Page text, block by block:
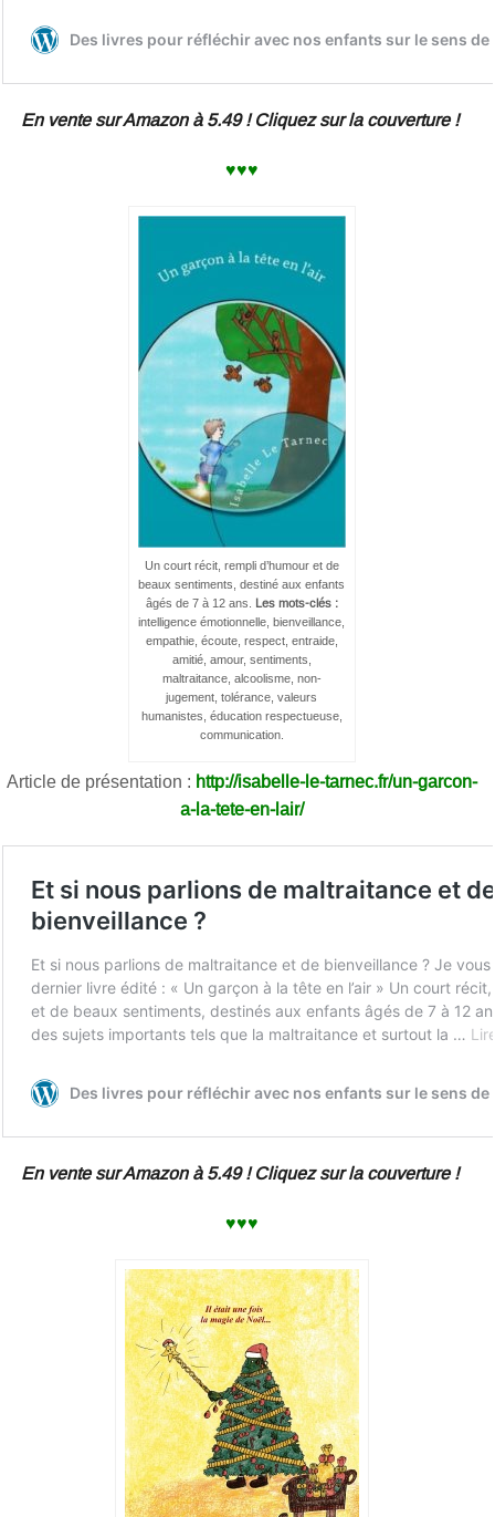
En vente sur Amazon à 5.49 ! Cliquez sur la couverture !
♥♥♥
Un court récit, rempli d’humour et de
beaux sentiments, destiné aux enfants
âgés de 7 à 12 ans. Les mots-clés :
intelligence émotionnelle, bienveillance,
empathie, écoute, respect, entraide,
amitié, amour, sentiments,
maltraitance, alcoolisme, non-
jugement, tolérance, valeurs
humanistes, éducation respectueuse,
communication.
Article de présentation : http://isabelle-le-tarnec.fr/un-garcon-
a-la-tete-en-lair/
En vente sur Amazon à 5.49 ! Cliquez sur la couverture !
♥♥♥